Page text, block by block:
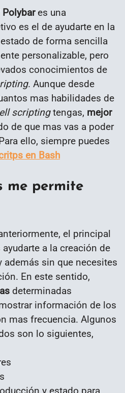
Polybares una
es el de ayudarte en la
de forma sencilla
personalizable, pero
conocimientos de
. Aunque desde
mas habilidades de
scriptingtengas, mejor
de que mas vas a poder
ello, siempre puedes
en Bash
me permite
el principal
a la creación de
además sin que necesites
En este sentido,
determinadas
información de los
mas frecuencia. Algunos
son lo siguientes,